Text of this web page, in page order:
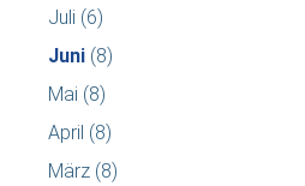
Juli (6)
Juni (8)
Mai (8)
April (8)
März (8)